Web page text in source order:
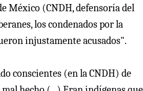
México (CNDH, defensoría del
los condenados por la
injustamente acusados".
conscientes (en la CNDH) de